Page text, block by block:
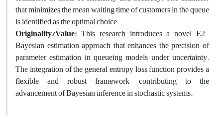
that minimizes the mean waiting time of customers in the queue
is identified as the optimal choice.
Originality/Value: This research introduces a novel E2-
Bayesian estimation approach that enhances the precision of
parameter estimation in queueing models under uncertainty.
The integration of the general entropy loss function provides a
flexible and robust framework, contributing to the
advancement of Bayesian inference in stochastic systems.